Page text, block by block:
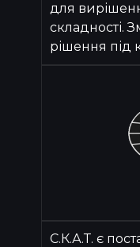
для
складності.
рішення під
С.К.А.Т. є